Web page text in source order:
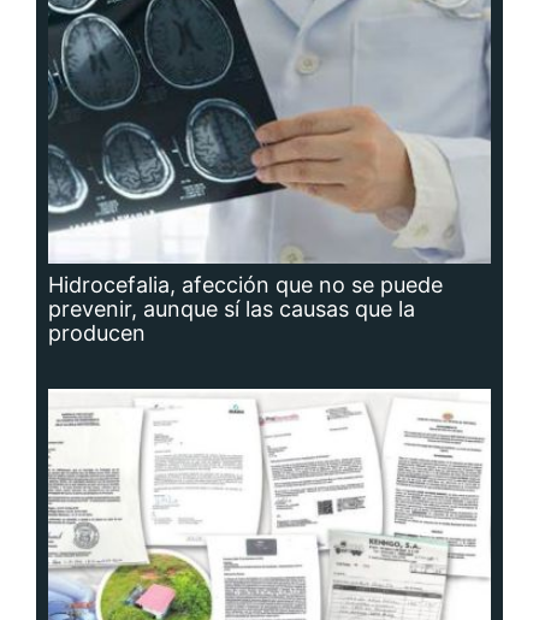
Hidrocefalia, afección que no se puede
prevenir, aunque sí las causas que la
producen